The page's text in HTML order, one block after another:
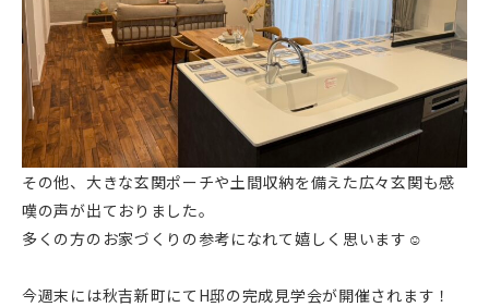
その他、大きな玄関ポーチや土間収納を備えた広々玄関も感
嘆の声が出ておりました。
多くの方のお家づくりの参考になれて嬉しく思います☺
今週末には秋吉新町にてH邸の完成見学会が開催されます！